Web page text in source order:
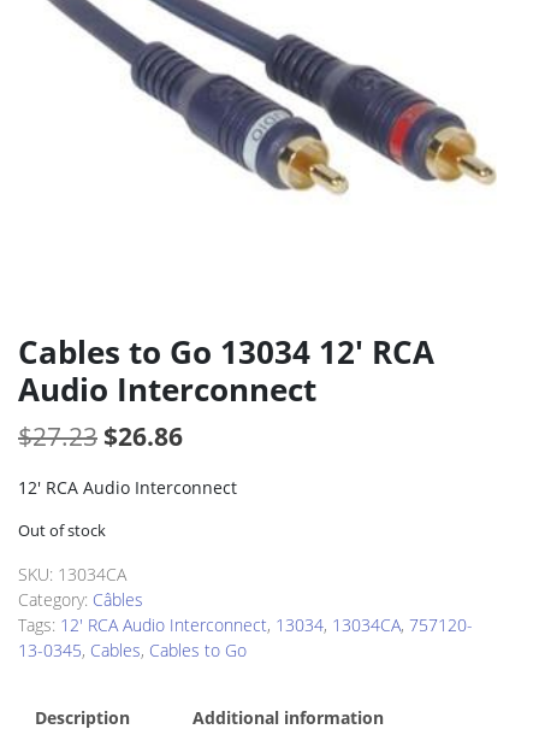
Cables to Go 13034 12′ RCA
Audio Interconnect
$27.23 Original
price
$27.23.
$26.86Current
12′ RCA Audio Interconnect
Out of stock
SKU: 13034CA
Category: Câbles
Tags: 12' RCA Audio Interconnect, 13034, 13034CA, 757120-
13-0345, Cables, Cables to Go
Description Additional information